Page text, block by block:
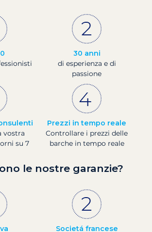
30 anni
di esperienza e di
passione
vostra
su 7
Prezzi in tempo reale
Controllare i prezzi delle
barche in tempo reale
le nostre garanzie?
Societá francese